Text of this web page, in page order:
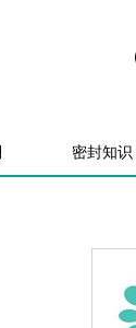
密封知识